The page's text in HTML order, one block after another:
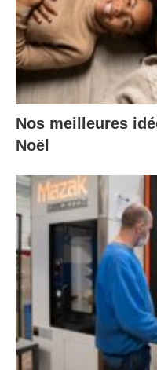
Nos meilleures
Noël